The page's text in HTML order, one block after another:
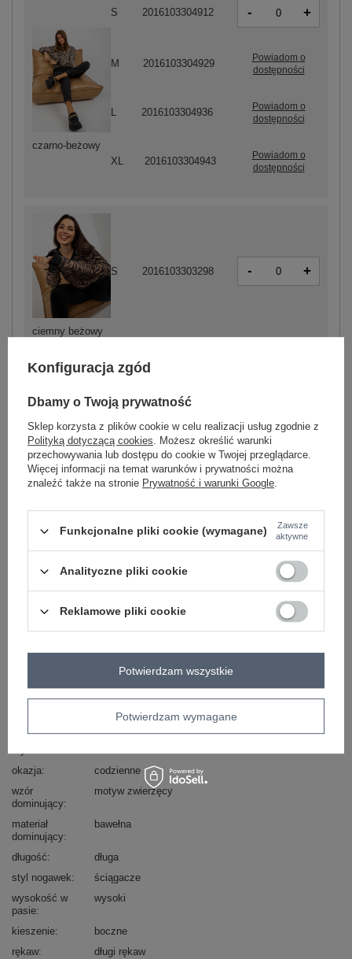
czarno-beżowy
S 2016103304912 - +
M 2016103304929
Powiadom o
dostępności
2016103304936
Powiadom o
dostępności
XL 2016103304943
Powiadom o
dostępności
ciemny beżowy
S 2016103303298 - +
czarno-biały
S 2016103303267 +
ZALOGUJ SIĘ I ZOBACZ CENĘ
sposób prania: pranie w pralce w 40°C
Kod produktu
WN-KMPL-8141.11X
okazja
codzienne
wzór
dominujący
motyw zwierzęcy
materiał
dominujący
bawełna
długość
długa
styl nogawek
ściągacze
wysokość w
pasie
wysoki
kieszenie
boczne
rękaw
długi rękaw
Konfiguracja zgód
Dbamy o Twoją prywatność
Sklep korzysta z plików cookie w celu realizacji usług zgodnie z
Polityką dotyczącą cookies. Możesz określić warunki
przechowywania lub dostępu do cookie w Twojej przeglądarce.
Więcej informacji na temat warunków i prywatności można
znaleźć także na stronie Prywatność i warunki Google.
Funkcjonalne pliki cookie (wymagane)
Zawsze
aktywne
Analityczne pliki cookie
Reklamowe pliki cookie
Potwierdzam wymagane
Potwierdzam wszystkie